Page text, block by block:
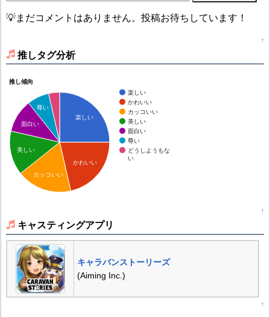
💡まだコメントはありません。投稿お待ちしています！
↑
推しタグ分析
推し傾向
楽しい
かわいい
カッコいい
美しい
面白い
尊い
どうしようもな
い
楽しい
かわいい
尊い
面白い
美しい
カッコいい
↑
キャスティングアプリ
キャラバンストーリーズ
(Aiming Inc.)
↑